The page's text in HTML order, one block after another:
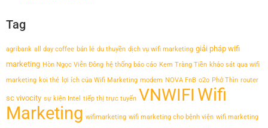
Tag
agribank all day coffee bán lẻ du thuyền dịch vụ wifi marketing giải pháp wifi
marketing Hòn Ngọc Viễn Đông hệ thống báo cáo Kem Tràng Tiền khảo sát qua wifi
marketing koi thé lợi ích của Wifi Marketing modem NOVA FnB o2o Phở Thìn router
sc vivocity sự kiện Intel tiếp thị trực tuyến VNWIFI Wifi
Marketing wifimarketing wifi marketing cho bệnh viện wifi marketing